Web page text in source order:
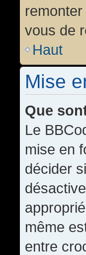
vous de
Haut
Mise
Que
Le
mise en
décider
même
entre